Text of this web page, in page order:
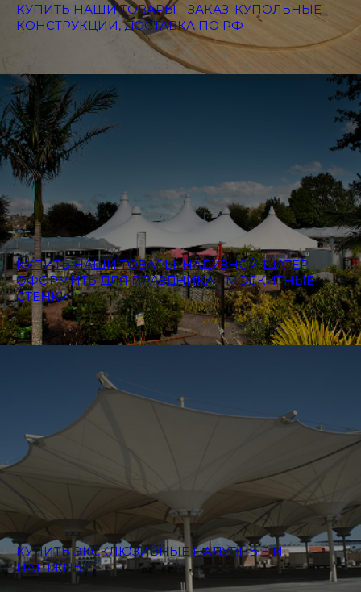
КУПИТЬ НАШИ ТОВАРЫ - ЗАКАЗ: КУПОЛЬНЫЕ
КОНСТРУКЦИИ, ДОСТАВКА ПО РФ
КУПИТЬ НАШИ ТОВАРЫ: НАДУВНОЙ ШАТЕР
ОФОРМИТЬ ДЛЯ ПРАЗДНИКА - МОСКИТНЫЕ
СТЕНКИ
КУПИТЬ ЭКСКЛЮЗИВНЫЕ НАДУВНЫЕ И
НАТЯЖНЫЕ